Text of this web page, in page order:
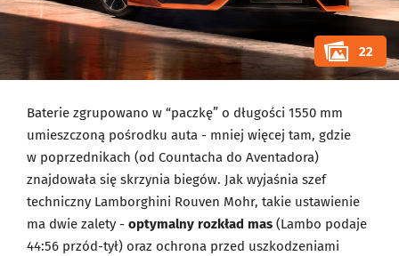
22
Baterie zgrupowano w “paczkę” o długości 1550 mm
umieszczoną pośrodku auta - mniej więcej tam, gdzie
w poprzednikach (od Countacha do Aventadora)
znajdowała się skrzynia biegów. Jak wyjaśnia szef
techniczny Lamborghini Rouven Mohr, takie ustawienie
ma dwie zalety - optymalny rozkład mas (Lambo podaje
44:56 przód-tył) oraz ochrona przed uszkodzeniami